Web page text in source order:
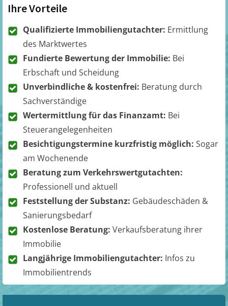
Ihre Vorteile
Qualifizierte Immobiliengutachter: Ermittlung
des Marktwertes
Fundierte Bewertung der Immobilie: Bei
Erbschaft und Scheidung
Unverbindliche & kostenfrei: Beratung durch
Sachverständige
Wertermittlung für das Finanzamt: Bei
Steuerangelegenheiten
Besichtigungstermine kurzfristig möglich: Sogar
am Wochenende
Beratung zum Verkehrswertgutachten:
Professionell und aktuell
Feststellung der Substanz: Gebäudeschäden &
Sanierungsbedarf
Kostenlose Beratung: Verkaufsberatung ihrer
Immobilie
Langjährige Immobiliengutachter: Infos zu
Immobilientrends